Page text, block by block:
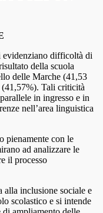
difficoltà di
della scuola
delle Marche (41,53
Tali criticità
in ingresso e in
nell’area linguistica
pienamente con le
ad analizzare le
il processo
alla inclusione sociale e
scolastico e si intende